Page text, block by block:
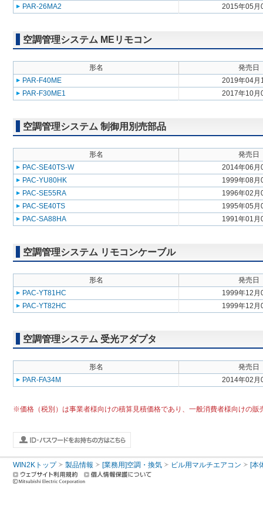
PAR-26MA2
2015年05月
空調管理システム MEリモコン
形名
発売日
PAR-F40ME
2019年04月
PAR-F30ME1
2017年10月
空調管理システム 制御用別売部品
形名
発売日
PAC-SE40TS-W
2014年06月
PAC-YU80HK
1999年08月
PAC-SE55RA
1996年02月
PAC-SE40TS
1995年05月
PAC-SA88HA
1991年01月
空調管理システム リモコンケーブル
形名
発売日
PAC-YT81HC
1999年12月
PAC-YT82HC
1999年12月
空調管理システム 受光アダプタ
形名
発売日
PAR-FA34M
2014年02月
※価格（税別）は事業者様向けの積算見積価格であり、一般消費者様向けの販
WIN2Kトップ 製品情報 [業務用]空調・換気 ビル用マルチエアコン [本